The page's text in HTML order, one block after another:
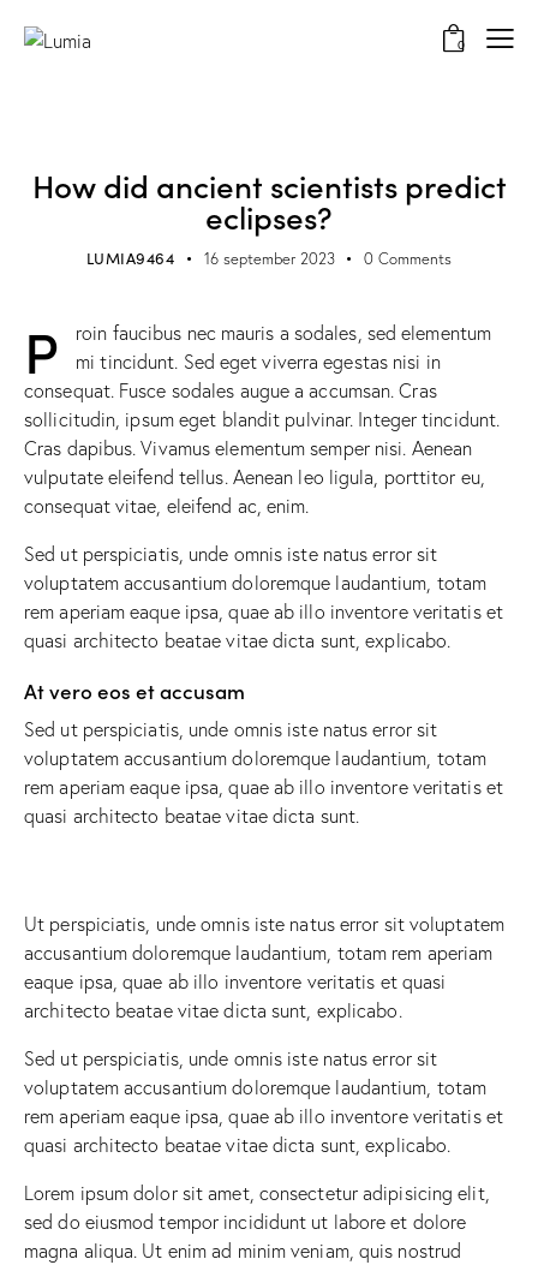
0
How did ancient scientists predict
eclipses?
LUMIA9464 16 september 2023 0 Comments
P
roin faucibus nec mauris a sodales, sed elementum
mi tincidunt. Sed eget viverra egestas nisi in
consequat. Fusce sodales augue a accumsan. Cras
sollicitudin, ipsum eget blandit pulvinar. Integer tincidunt.
Cras dapibus. Vivamus elementum semper nisi. Aenean
vulputate eleifend tellus. Aenean leo ligula, porttitor eu,
consequat vitae, eleifend ac, enim.
Sed ut perspiciatis, unde omnis iste natus error sit
voluptatem accusantium doloremque laudantium, totam
rem aperiam eaque ipsa, quae ab illo inventore veritatis et
quasi architecto beatae vitae dicta sunt, explicabo.
At vero eos et accusam
Sed ut perspiciatis, unde omnis iste natus error sit
voluptatem accusantium doloremque laudantium, totam
rem aperiam eaque ipsa, quae ab illo inventore veritatis et
quasi architecto beatae vitae dicta sunt.
Ut perspiciatis, unde omnis iste natus error sit voluptatem
accusantium doloremque laudantium, totam rem aperiam
eaque ipsa, quae ab illo inventore veritatis et quasi
architecto beatae vitae dicta sunt, explicabo.
Sed ut perspiciatis, unde omnis iste natus error sit
voluptatem accusantium doloremque laudantium, totam
rem aperiam eaque ipsa, quae ab illo inventore veritatis et
quasi architecto beatae vitae dicta sunt, explicabo.
Lorem ipsum dolor sit amet, consectetur adipisicing elit,
sed do eiusmod tempor incididunt ut labore et dolore
magna aliqua. Ut enim ad minim veniam, quis nostrud